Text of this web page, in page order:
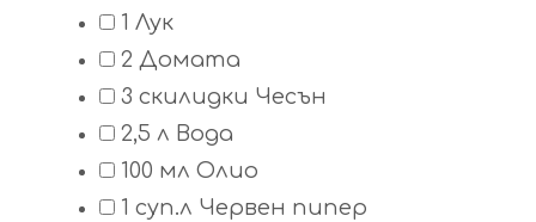
1 Лук
2 Домата
3 скилидки Чесън
2,5 л Вода
100 мл Олио
1 суп.л Червен пипер